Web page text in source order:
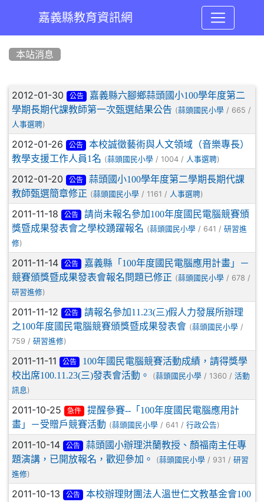
嘉義縣教育資訊網
本站消息
文章列表
2012-01-30 公告
嘉義縣六腳鄉蒜頭國小100學年度第二
學期長期代課教師第一次甄選結果公告 (蒜頭國民小學 / 665 /
人事選聘)
2012-01-26 公告
本校誠徵藝術與人文領域（音樂專長）
教學支援工作人員1名 (蒜頭國民小學 / 1004 / 人事選聘)
2012-01-20 公告
蒜頭國小100學年度第二學期長期代課
教師甄選簡章修正 (蒜頭國民小學 / 1161 / 人事選聘)
2011-11-18 公告
請尚未報名參加100年度國民電腦競賽頒
獎暨成果發表會之學校踴躍報名 (蒜頭國民小學 / 641 / 研習進
修)
2011-11-14 公告
嘉義縣「100年度國民電腦應用計畫」－
競賽頒獎暨成果發表會報名問題已修正 (蒜頭國民小學 / 678 /
研習進修)
2011-11-12 公告
請報名參加11.23(三)假人力發展所辦理
之100年度國民電腦競賽頒獎暨成果發表會 (蒜頭國民小學 /
759 / 研習進修)
2011-11-11 公告
100年國民電腦競賽活動成績，請得獎學
校出席100.11.23(三)發表會活動。
(蒜頭國民小學 / 1360 / 活動
訊息 )
2011-10-25 急件
提醒參賽--「100年度國民電腦應用計
畫」－受贈戶競賽活動 (蒜頭國民小學 / 641 / 行政公告)
2011-10-14 公告
蒜頭國小辦理洪蘭教授、顏福南主任專
題演講，已開放報名，歡迎參加。
(蒜頭國民小學 / 931 / 研習
進修)
2011-10-13 公告
本校辦理財團法人溫世仁文教基金會100